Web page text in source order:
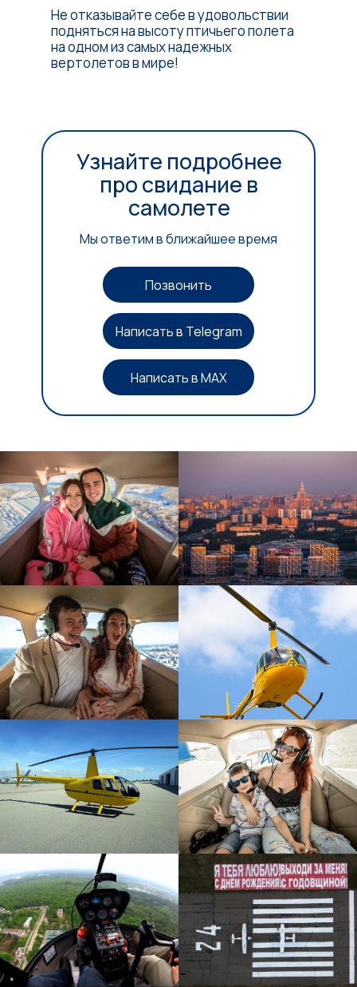
Не отказывайте себе в удовольствии
подняться на высоту птичьего полета
на одном из самых надежных
вертолетов в мире!
Узнайте подробнее
про свидание в
самолете
Мы ответим в ближайшее время
Позвонить
Написать в Telegram
Написать в MAX